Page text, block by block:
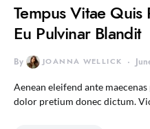
Tempus Vitae Quis
Eu Pulvinar Blandit
By JOANNA WELLICK
Aenean eleifend ante
dolor pretium donec dictum.